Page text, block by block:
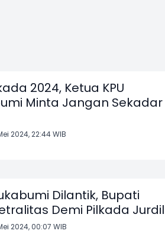
2024, Ketua KPU
Minta Jangan Sekadar
2024, 22:44 WIB
Dilantik, Bupati
Demi Pilkada Jurdil
2024, 00:07 WIB